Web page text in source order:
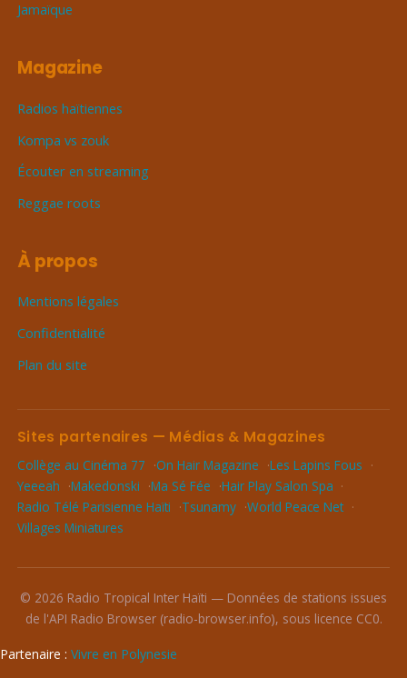
Jamaïque
Magazine
Radios haïtiennes
Kompa vs zouk
Écouter en streaming
Reggae roots
À propos
Mentions légales
Confidentialité
Plan du site
Sites partenaires — Médias & Magazines
Collège au Cinéma 77 On Hair Magazine
Les Lapins Fous
Yeeeah
Makedonski Ma Sé Fée
Hair Play Salon Spa
Radio Télé Parisienne Haïti
Tsunamy
World Peace Net
Villages Miniatures
© 2026 Radio Tropical Inter Haïti — Données de stations issues
de l'API Radio Browser (radio-browser.info), sous licence CC0.
Partenaire : Vivre en Polynesie